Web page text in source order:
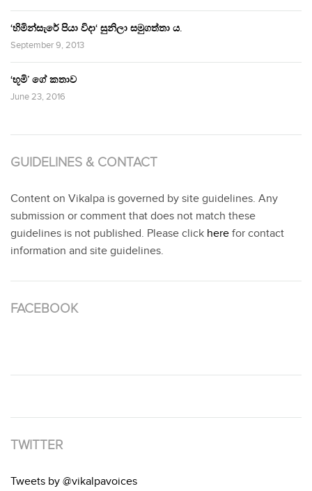
‘හිමින්සැරේ පියා විදා‘ සුනිලා සමුගත්තා ය.
September 9, 2013
‘භූමි’ ගේ කතාව
June 23, 2016
GUIDELINES & CONTACT
Content on Vikalpa is governed by site guidelines. Any
submission or comment that does not match these
guidelines is not published. Please click here for contact
information and site guidelines.
FACEBOOK
TWITTER
Tweets by @vikalpavoices